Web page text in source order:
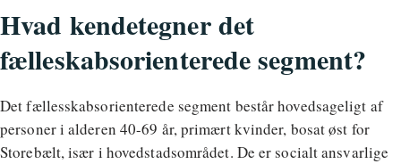
Hvad kendetegner det
fælleskabsorienterede segment?
Det fællesskabsorienterede segment består hovedsageligt af
personer i alderen 40-69 år, primært kvinder, bosat øst for
Storebælt, især i hovedstadsområdet. De er socialt ansvarlige